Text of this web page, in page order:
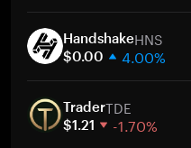
30 días
Capitalización de mercado
HandshakeHNS
$0.00 4.00%
30 días
Capitalización de mercado
TraderTDE
$1.21 -1.70%